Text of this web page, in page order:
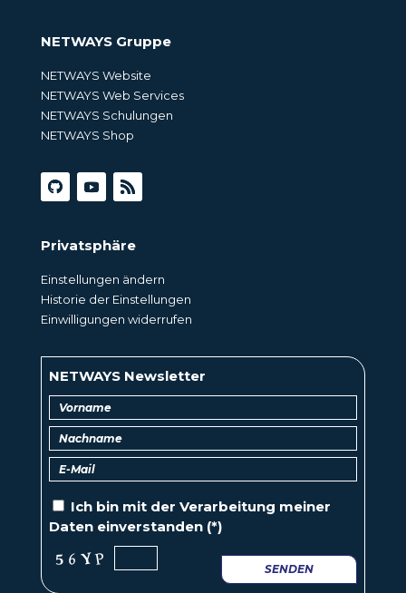
NETWAYS Gruppe
NETWAYS Website
NETWAYS Web Services
NETWAYS Schulungen
NETWAYS Shop
Privatsphäre
Einstellungen ändern
Historie der Einstellungen
Einwilligungen widerrufen
NETWAYS Newsletter
Ich bin mit der Verarbeitung meiner
Daten einverstanden (*)
SENDEN